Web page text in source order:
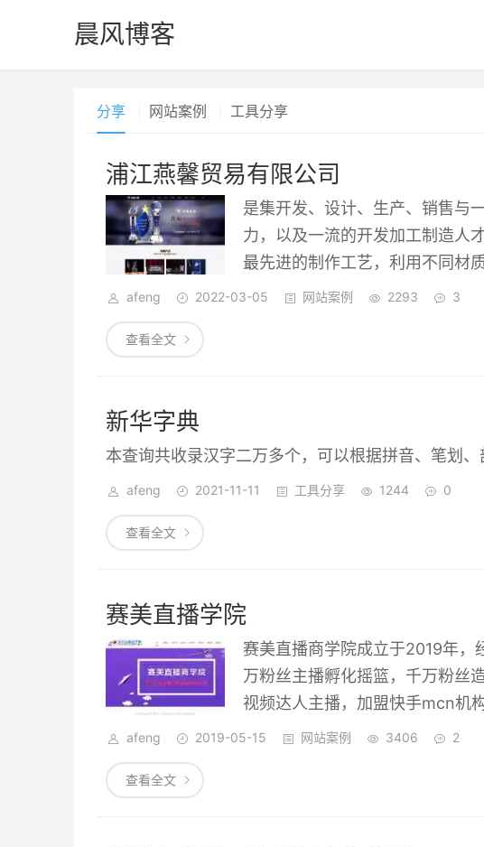
晨风博客
分享 网站案例 工具分享
浦江燕馨贸易有限公司
是集开发、设计、生产、销售与
力，以及一流的开发加工制造人
最先进的制作工艺，利用不同材
的各种中高端礼品工艺品、奖品
afeng 2022-03-05 网站案例 2293 3
查看全文
新华字典
本查询共收录汉字二万多个，可以根据拼音、笔划、
afeng 2021-11-11 工具分享 1244 0
查看全文
赛美直播学院
赛美直播商学院成立于2019年，
万粉丝主播孵化摇篮，千万粉丝
视频达人主播，加盟快手mcn机
等各大直播平台，拥有专业完善
afeng 2019-05-15 网站案例 3406 2
查看全文